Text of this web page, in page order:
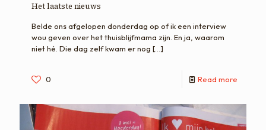
Het laatste nieuws
Belde ons afgelopen donderdag op of ik een interview
wou geven over het thuisblijfmama zijn. En ja, waarom
niet hé. Die dag zelf kwam er nog […]
0 Read more